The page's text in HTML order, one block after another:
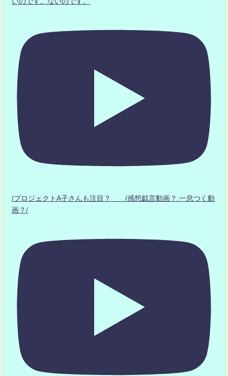
/プロジェクトA子さんも注目？ /感想戯言動画？.一息つく動
画？/